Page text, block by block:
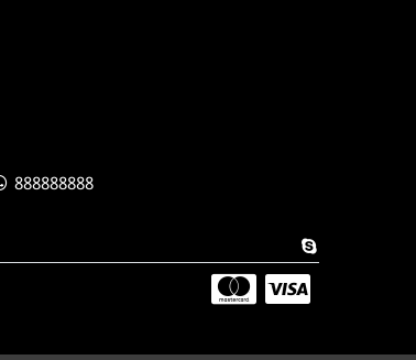
888888888